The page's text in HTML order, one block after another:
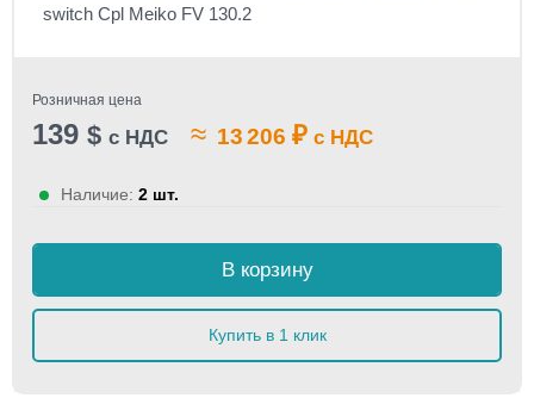
switch Cpl Meiko FV 130.2
Розничная цена
139 $ с НДС ≈ 13 206 ₽ с НДС
Наличие: 2 шт.
В корзину
Купить в 1 клик